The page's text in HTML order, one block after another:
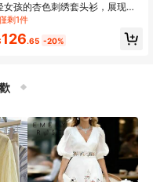
女孩的杏色刺绣套头衫，展现儿
忧无虑的精神，温暖时尚，宽松
形，可作为内层或外层穿着，适
种场合，如学校活动、家庭聚会
剩1件
126.65 -20%